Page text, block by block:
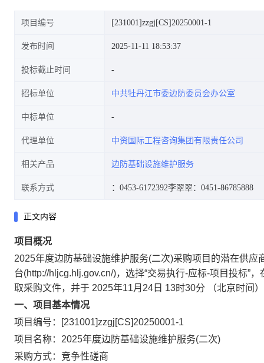
项目编号 [231001]zzgj[CS]20250001-1
发布时间 2025-11-11 18:53:37
投标截止时间
招标单位 中共牡丹江市委边防委员会办公室
中标单位
代理单位 中资国际工程咨询集团有限责任公司
相关产品 边防基础设施维护服务
联系方式 ：0453-6172392李翠翠：0451-86785888
正文内容
项目概况
2025年度边防基础设施维护服务(二次)采购项目的潜在供应
台(http://hljcg.hlj.gov.cn/)，选择“交易执行-应标-项目投标”
取采购文件，并于 2025年11月24日 13时30分
（北京时间
一、项目基本情况
项目编号：[231001]zzgj[CS]20250001-1
项目名称：2025年度边防基础设施维护服务(二次)
采购方式：竞争性磋商